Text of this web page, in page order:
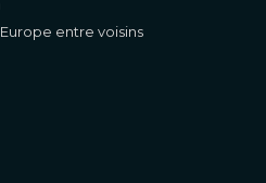
entre voisins